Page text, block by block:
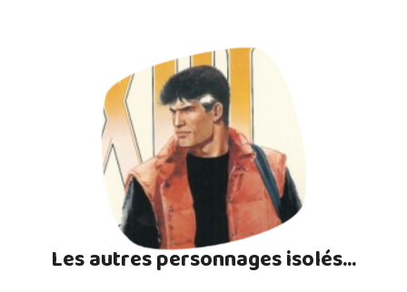
Les autres personnages isolés...